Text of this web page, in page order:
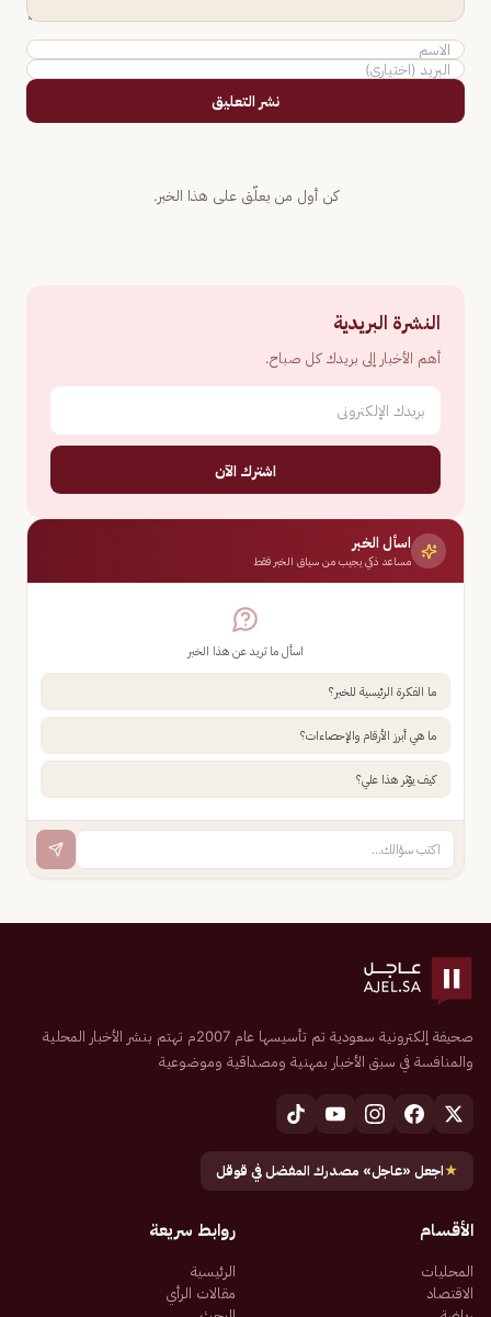
نشر التعليق
كن أول من يعلّق على هذا الخبر.
النشرة البريدية
أهم الأخبار إلى بريدك كل صباح.
اشترك الآن
اسأل الخبر
مساعد ذكي يجيب من سياق الخبر فقط
اسأل ما تريد عن هذا الخبر
ما الفكرة الرئيسية للخبر؟
ما هي أبرز الأرقام والإحصاءات؟
كيف يؤثر هذا علي؟
صحيفة إلكترونية سعودية تم تأسيسها عام 2007م تهتم بنشر الأخبار المحلية
والمنافسة في سبق الأخبار بمهنية ومصداقية وموضوعية
★اجعل «عاجل» مصدرك المفضل في قوقل
الأقسام
المحليات
الاقتصاد
روابط سريعة
الرئيسية
مقالات الرأي